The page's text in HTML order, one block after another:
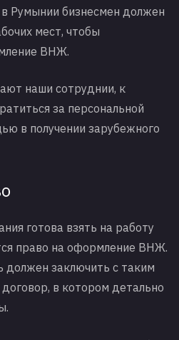
Румынии бизнесмен должен
мест, чтобы
ВНЖ.
наши сотруднии, к
за персональной
в получении зарубежного
готова взять на работу
право на оформление ВНЖ.
должен заключить с таким
в котором детально